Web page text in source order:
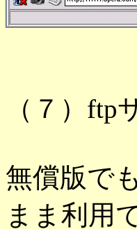
（７）ftp
無償版で
まま利用